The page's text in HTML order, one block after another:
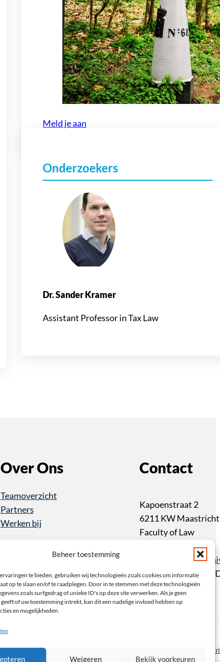
Beheer toestemming
te bieden, gebruiken wij technologieën zoals cookies om informatie
op te slaan en/of te raadplegen. Door in te stemmen met deze technologieën
zoals surfgedrag of unieke ID's op deze site verwerken. Als je geen
of uw toestemming intrekt, kan dit een nadelige invloed hebben op
en mogelijkheden.
Weigeren Bekijk voorkeuren
Meld je aan
Onderzoekers
Dr. Sander Kramer
Assistant Professor in Tax Law
Over Ons
Teamoverzicht
Partners
Werken bij
Contact
Kapoenstraat 2
6211 KW Maastricht
Faculty of Law
+31 43 3883233
PO Box 616 6200
Maastricht